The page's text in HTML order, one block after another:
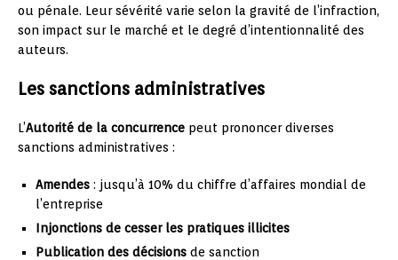
ou pénale. Leur sévérité varie selon la gravité de l’infraction,
son impact sur le marché et le degré d’intentionnalité des
auteurs.
Les sanctions administratives
L’Autorité de la concurrence peut prononcer diverses
sanctions administratives :
Amendes : jusqu’à 10% du chiffre d’affaires mondial de
l’entreprise
Injonctions de cesser les pratiques illicites
Publication des décisions de sanction